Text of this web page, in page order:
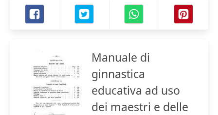
Manuale di
ginnastica
educativa ad uso
dei maestri e delle